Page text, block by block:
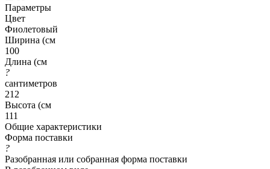
Параметры
Цвет
Фиолетовый
Ширина (см
100
Длина (см
?
сантиметров
212
Высота (см
111
Общие характеристики
Форма поставки
?
Разобранная или собранная форма поставки